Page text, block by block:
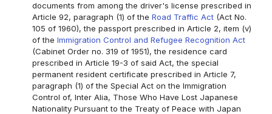
documents from among the driver's license prescribed in
Article 92, paragraph (1) of the Road Traffic Act(Act No.
105 of 1960), the passport prescribed in Article 2, item (v)
of the Immigration Control and Refugee Recognition Act
(Cabinet Order no. 319 of 1951), the residence card
prescribed in Article 19-3 of said Act, the special
permanent resident certificate prescribed in Article 7,
paragraph (1) of the Special Act on the Immigration
Control of, Inter Alia, Those Who Have Lost Japanese
Nationality Pursuant to the Treaty of Peace with Japan